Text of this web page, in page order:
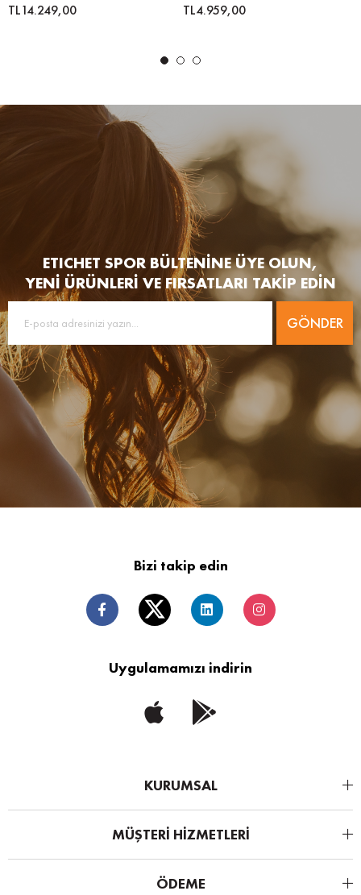
TL14.249,00
TL4.959,00
ETICHET SPOR BÜLTENİNE ÜYE OLUN,
YENİ ÜRÜNLERİ VE FIRSATLARI TAKİP EDİN
GÖNDER
Bizi takip edin
Uygulamamızı indirin
KURUMSAL
MÜŞTERİ HİZMETLERİ
ÖDEME